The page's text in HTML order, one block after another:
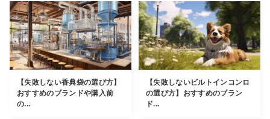
【失敗しない香典袋の選び方】
おすすめのブランドや購入前
の...
【失敗しないビルトインコンロ
の選び方】おすすめのブラン
ド...